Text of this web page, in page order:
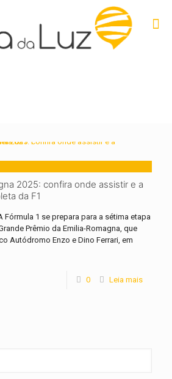
2025: confira onde assistir e a
da F1
Fórmula 1 se prepara para a sétima etapa
Prêmio da Emilia-Romagna, que
Autódromo Enzo e Dino Ferrari, em
0 Leia mais